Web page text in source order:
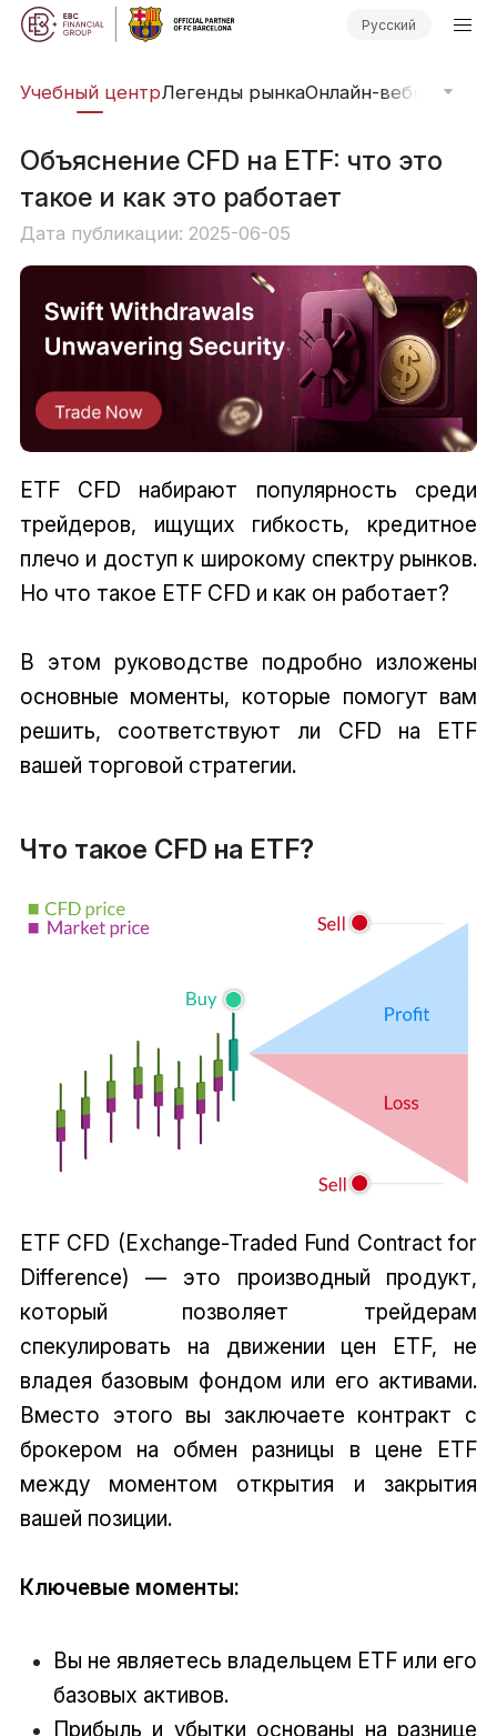
Русский
Учебный центрЛегенды рынкаОнлайн-вебинары
Объяснение CFD на ETF: что это
такое и как это работает
Дата публикации: 2025-06-05
ETF CFD набирают популярность среди
трейдеров, ищущих гибкость, кредитное
плечо и доступ к широкому спектру рынков.
Но что такое ETF CFD и как он работает?
В этом руководстве подробно изложены
основные моменты, которые помогут вам
решить, соответствуют ли CFD на ETF
вашей торговой стратегии.
Что такое CFD на ETF?
ETF CFD (Exchange-Traded Fund Contract for
Difference) — это производный продукт,
который позволяет трейдерам
спекулировать на движении цен ETF, не
владея базовым фондом или его активами.
Вместо этого вы заключаете контракт с
брокером на обмен разницы в цене ETF
между моментом открытия и закрытия
вашей позиции.
Ключевые моменты:
Вы не являетесь владельцем ETF или его
базовых активов.
Прибыль и убытки основаны на разнице